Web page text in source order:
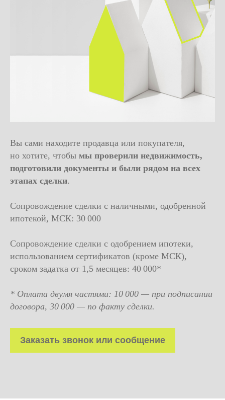
Вы сами находите продавца или покупателя,
но хотите, чтобы мы проверили недвижимость,
подготовили документы и были рядом на всех
этапах сделки.
Сопровождение сделки с наличными, одобренной
ипотекой, МСК: 30 000
Сопровождение сделки с одобрением ипотеки,
использованием сертификатов (кроме МСК),
сроком задатка от 1,5 месяцев: 40 000*
* Оплата двумя частями: 10 000 — при подписании
договора, 30 000 — по факту сделки.
Заказать звонок или сообщение